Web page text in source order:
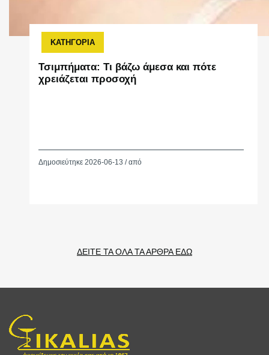
ΚΑΤΗΓΟΡΙΑ
Τσιμπήματα: Τι βάζω άμεσα και πότε
χρειάζεται προσοχή
Δημοσιεύτηκε 2026-06-13 / από
ΔΕΙΤΕ ΤΑ ΟΛΑ ΤΑ ΑΡΘΡΑ ΕΔΩ